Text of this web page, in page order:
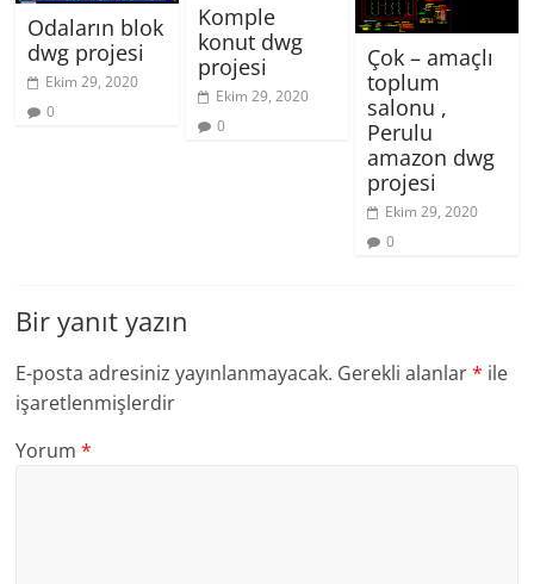
Odaların blok
dwg projesi
Ekim 29, 2020
0
Komple
konut dwg
projesi
Ekim 29, 2020
0
Çok – amaçlı
toplum
salonu ,
Perulu
amazon dwg
projesi
Ekim 29, 2020
0
Bir yanıt yazın
E-posta adresiniz yayınlanmayacak. Gerekli alanlar* ile
işaretlenmişlerdir
Yorum*